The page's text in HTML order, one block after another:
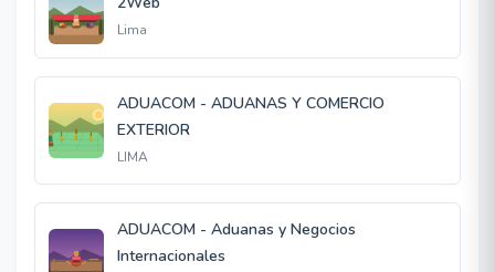
Lima
ADUACOM - ADUANAS Y COMERCIO
EXTERIOR
LIMA
ADUACOM - Aduanas y Negocios
Internacionales